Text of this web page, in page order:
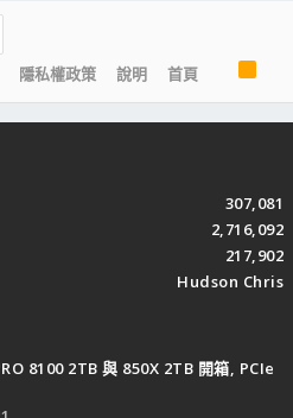
隱私權政策 說明 首頁
R
S
S
307,081
2,716,092
217,902
Hudson Chris
8100 2TB 與 850X 2TB 開箱, PCIe